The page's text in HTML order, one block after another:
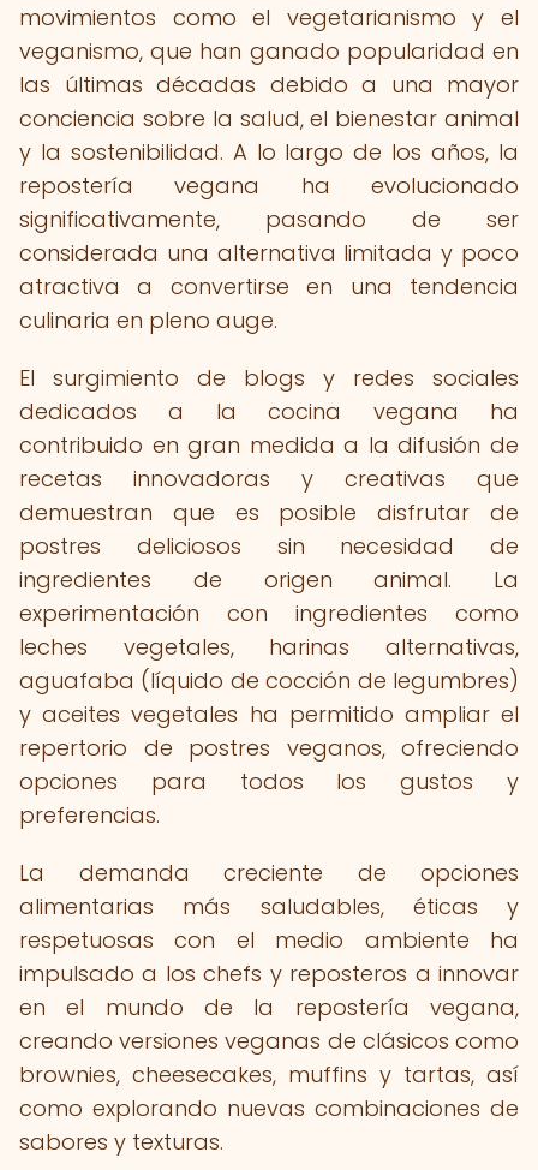
movimientos como el vegetarianismo y el
veganismo, que han ganado popularidad en
las últimas décadas debido a una mayor
conciencia sobre la salud, el bienestar animal
y la sostenibilidad. A lo largo de los años, la
repostería vegana ha evolucionado
significativamente, pasando de ser
considerada una alternativa limitada y poco
atractiva a convertirse en una tendencia
culinaria en pleno auge.
El surgimiento de blogs y redes sociales
dedicados a la cocina vegana ha
contribuido en gran medida a la difusión de
recetas innovadoras y creativas que
demuestran que es posible disfrutar de
postres deliciosos sin necesidad de
ingredientes de origen animal. La
experimentación con ingredientes como
leches vegetales, harinas alternativas,
aguafaba (líquido de cocción de legumbres)
y aceites vegetales ha permitido ampliar el
repertorio de postres veganos, ofreciendo
opciones para todos los gustos y
preferencias.
La demanda creciente de opciones
alimentarias más saludables, éticas y
respetuosas con el medio ambiente ha
impulsado a los chefs y reposteros a innovar
en el mundo de la repostería vegana,
creando versiones veganas de clásicos como
brownies, cheesecakes, muffins y tartas, así
como explorando nuevas combinaciones de
sabores y texturas.